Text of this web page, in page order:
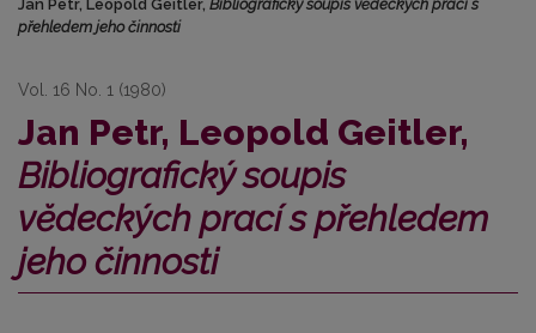
Jan Petr, Leopold Geitler, Bibliografický soupis vĕdeckých prací s
přehledem jeho činnosti
Vol. 16 No. 1 (1980)
Jan Petr, Leopold Geitler,
Bibliografický soupis
vĕdeckých prací s přehledem
jeho činnosti